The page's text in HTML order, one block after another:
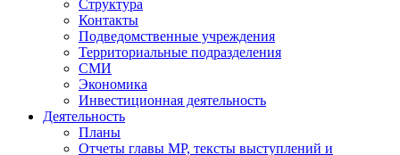
Структура
Контакты
Подведомственные учреждения
Территориальные подразделения
СМИ
Экономика
Инвестиционная деятельность
Деятельность
Планы
Отчеты главы МР, тексты выступлений и